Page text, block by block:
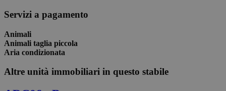
Servizi a pagamento
Animali
Animali taglia piccola
Aria condizionata
Altre unità immobiliari in questo stabile